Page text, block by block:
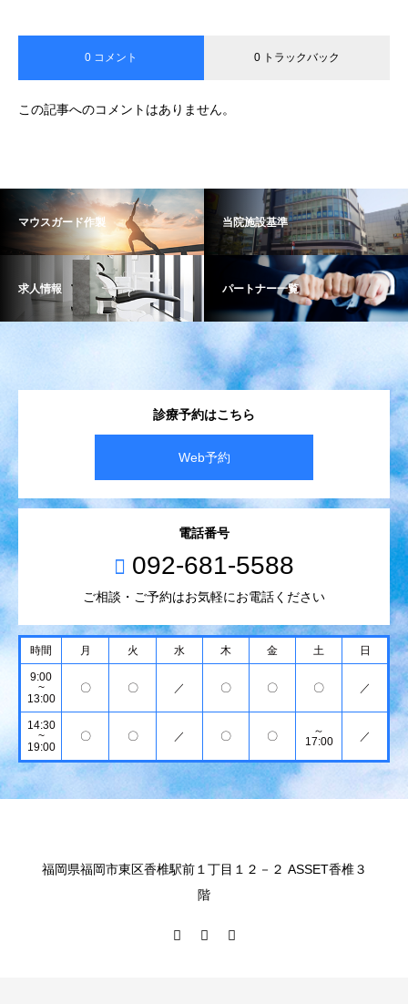
0 コメント 0 トラックバック
この記事へのコメントはありません。
マウスガード作製 当院施設基準
求人情報 パートナー一覧
診療予約はこちら
Web予約
電話番号
092-681-5588
ご相談・ご予約はお気軽にお電話ください
時間 月 火 水 木 金 土 日
9:00
~
13:00
〇 〇 ／ 〇 〇 〇 ／
14:30
~
19:00
〇 〇 ／ 〇 〇
～
17:00
／
福岡県福岡市東区香椎駅前１丁目１２－２ ASSET香椎３
階